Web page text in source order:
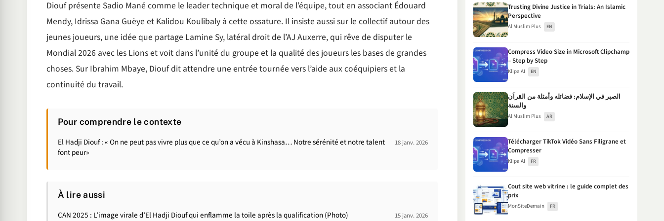
Diouf présente Sadio Mané comme le leader technique et moral de l’équipe, tout en associant Édouard
Mendy, Idrissa Gana Guèye et Kalidou Koulibaly à cette ossature. Il insiste aussi sur le collectif autour des
jeunes joueurs, une idée que partage Lamine Sy, latéral droit de l’AJ Auxerre, qui rêve de disputer le
Mondial 2026 avec les Lions et voit dans l’unité du groupe et la qualité des joueurs les bases de grandes
choses. Sur Ibrahim Mbaye, Diouf dit attendre une entrée tournée vers l’aide aux coéquipiers et la
continuité du travail.
Pour comprendre le contexte
El Hadji Diouf : « On ne peut pas vivre plus que ce qu’on a vécu à Kinshasa… Notre sérénité et notre talent
font peur»
18 janv. 2026
À lire aussi
CAN 2025 : L’image virale d’El Hadji Diouf qui enflamme la toile après la qualification (Photo) 15 janv. 2026
Trusting Divine Justice in Trials: An Islamic
Perspective
Al Muslim Plus EN
Compress Video Size in Microsoft Clipchamp
– Step by Step
Klipa AI EN
الصبر في الإسلام: فضائله وأمثلة من القرآن
والسنة
Al Muslim Plus AR
Télécharger TikTok Vidéo Sans Filigrane et
Compresser
Klipa AI FR
Cout site web vitrine : le guide complet des
prix
MonSiteDemain FR